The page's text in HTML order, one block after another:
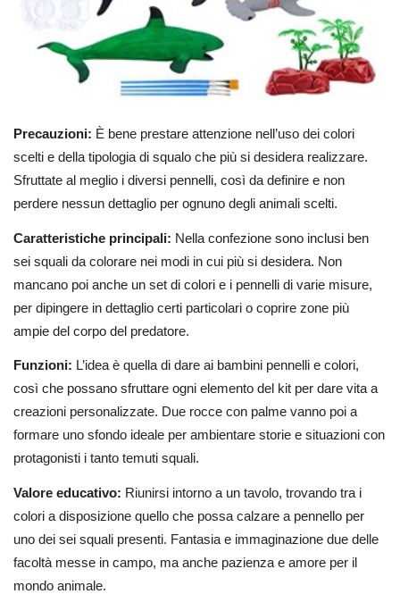
Precauzioni: È bene prestare attenzione nell’uso dei colori
scelti e della tipologia di squalo che più si desidera realizzare.
Sfruttate al meglio i diversi pennelli, così da definire e non
perdere nessun dettaglio per ognuno degli animali scelti.
Caratteristiche principali: Nella confezione sono inclusi ben
sei squali da colorare nei modi in cui più si desidera. Non
mancano poi anche un set di colori e i pennelli di varie misure,
per dipingere in dettaglio certi particolari o coprire zone più
ampie del corpo del predatore.
Funzioni: L’idea è quella di dare ai bambini pennelli e colori,
così che possano sfruttare ogni elemento del kit per dare vita a
creazioni personalizzate. Due rocce con palme vanno poi a
formare uno sfondo ideale per ambientare storie e situazioni con
protagonisti i tanto temuti squali.
Valore educativo: Riunirsi intorno a un tavolo, trovando tra i
colori a disposizione quello che possa calzare a pennello per
uno dei sei squali presenti. Fantasia e immaginazione due delle
facoltà messe in campo, ma anche pazienza e amore per il
mondo animale.